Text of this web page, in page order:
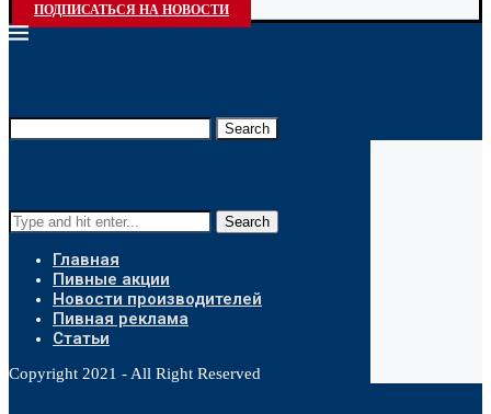
ПОДПИСАТЬСЯ НА НОВОСТИ
Search
Search
Главная
Пивные акции
Новости производителей
Пивная реклама
Статьи
Copyright 2021 - All Right Reserved